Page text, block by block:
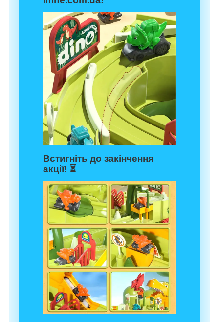
Встигніть до закінчення
акції! ⏳